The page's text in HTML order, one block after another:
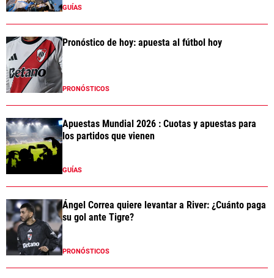
GUÍAS
Pronóstico de hoy: apuesta al fútbol hoy
PRONÓSTICOS
Apuestas Mundial 2026 : Cuotas y apuestas para
los partidos que vienen
GUÍAS
Ángel Correa quiere levantar a River: ¿Cuánto paga
su gol ante Tigre?
PRONÓSTICOS